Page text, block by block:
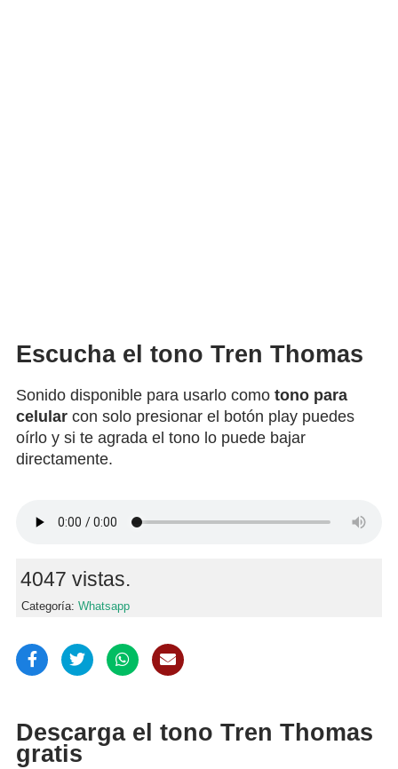
Escucha el tono Tren Thomas
Sonido disponible para usarlo como tono para
celular con solo presionar el botón play puedes
oírlo y si te agrada el tono lo puede bajar
directamente.
4047 vistas.
Categoría: Whatsapp
Descarga el tono Tren Thomas
gratis